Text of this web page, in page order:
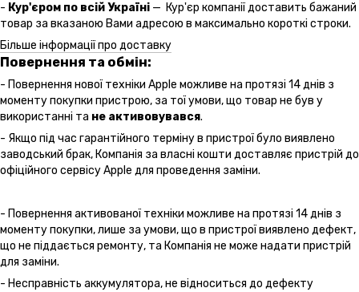
- Кур'єром по всій Україні — Кур'єр компанії доставить бажаний
товар за вказаною Вами адресою в максимально короткі строки.
Більше інформації про доставку
Повернення та обмін:
- Повернення нової техніки Apple можливе на протязі 14 днів з
моменту покупки пристрою, за тої умови, що товар не був у
використанні та не активовувався.
- Якщо під час гарантійного терміну в пристрої було виявлено
заводський брак, Компанія за власні кошти доставляє пристрій до
офіційного сервісу Apple для проведення заміни.
- Повернення активованої техніки можливе на протязі 14 днів з
моменту покупки, лише за умови, що в пристрої виявлено дефект,
що не піддається ремонту, та Компанія не може надати пристрій
для заміни.
- Несправність аккумулятора, не відноситься до дефекту